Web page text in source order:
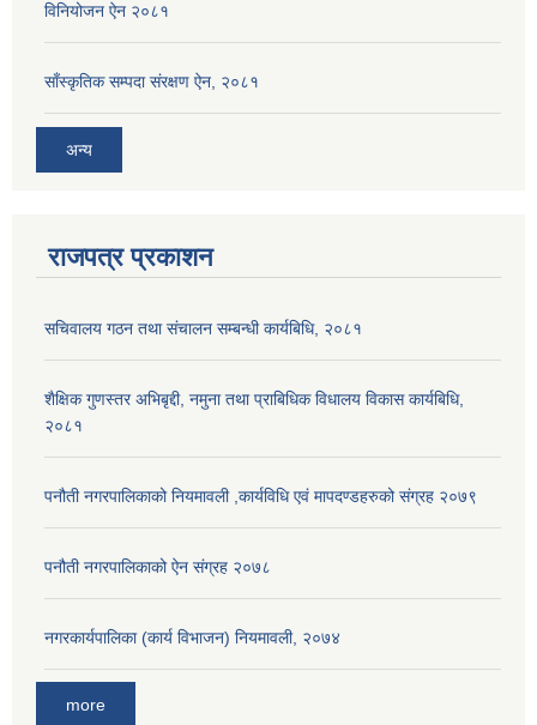
विनियोजन ऐन २०८१
साँस्कृतिक सम्पदा संरक्षण ऐन, २०८१
अन्य
राजपत्र प्रकाशन
सचिवालय गठन तथा संचालन सम्बन्धी कार्यबिधि, २०८१
शैक्षिक गुणस्तर अभिबृद्दी, नमुना तथा प्राबिधिक विधालय विकास कार्यबिधि,
२०८१
पनौती नगरपालिकाको नियमावली ,कार्यविधि एवं मापदण्डहरुको संग्रह २०७९
पनौती नगरपालिकाको ऐन संग्रह २०७८
नगरकार्यपालिका (कार्य विभाजन) नियमावली, २०७४
more